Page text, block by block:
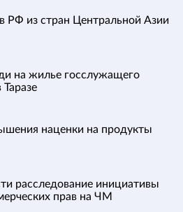
РФ из стран Центральной Азии
на жилье госслужащего
Таразе
наценки на продукты
расследование инициативы
прав на ЧМ